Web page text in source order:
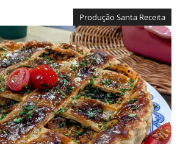
Produção Santa Receita